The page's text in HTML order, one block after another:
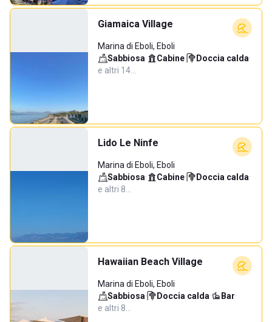
Giamaica Village
Marina di Eboli, Eboli
Sabbiosa· Cabine· Doccia calda·
e altri 14…
Lido Le Ninfe
Marina di Eboli, Eboli
Sabbiosa· Cabine· Doccia calda·
e altri 8…
Hawaiian Beach Village
Marina di Eboli, Eboli
Sabbiosa· Doccia calda· Bar·
e altri 8…